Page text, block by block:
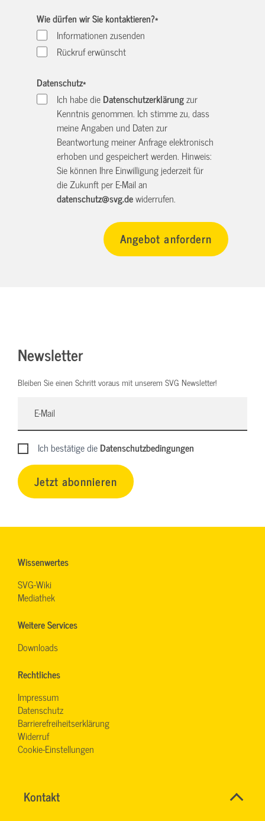
Kontakt
Name*
Aktuelle
LKW-
Wie dürfen wir Sie kontaktieren?*
Informationen zusenden
Rückruf erwünscht
Datenschutz*
Ich habe dieDatenschutzerklärungzur
Kenntnis genommen. Ich stimme zu, dass
meine Angaben und Daten zur
Beantwortung meiner Anfrage elektronisch
erhoben und gespeichert werden. Hinweis:
Sie können Ihre Einwilligung jederzeit für
die Zukunft per E-Mail an
datenschutz@svg.dewiderrufen.
Newsletter
Bleiben Sie einen Schritt voraus mit unserem SVG Newsletter!
Ich bestätige dieDatenschutzbedingungen
Jetzt abonnieren
Wissenwertes
SVG-Wiki
Mediathek
Weitere Services
Downloads
Rechtliches
Impressum
Datenschutz
Barrierefreiheitserklärung
Widerruf
Cookie-Einstellungen
ANSPRECHPERSON FINDEN